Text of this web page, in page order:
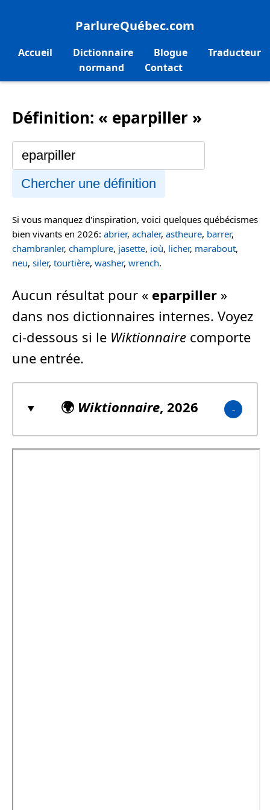
ParlureQuébec.com
Accueil Dictionnaire Blogue
Traducteur
normand
Contact
Définition: « eparpiller »
Chercher une définition
Si vous manquez d'inspiration, voici quelques québécismes
bien vivants en 2026: abrier, achaler, astheure, barrer,
chambranler, champlure, jasette, ioù, licher, marabout,
neu, siler, tourtière, washer, wrench.
Aucun résultat pour « eparpiller »
dans nos dictionnaires internes. Voyez
ci-dessous si le Wiktionnaire comporte
une entrée.
🌍 Wiktionnaire, 2026